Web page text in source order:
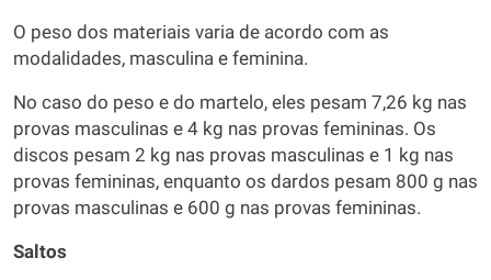
O peso dos materiais varia de acordo com as
modalidades, masculina e feminina.
No caso do peso e do martelo, eles pesam 7,26 kg nas
provas masculinas e 4 kg nas provas femininas. Os
discos pesam 2 kg nas provas masculinas e 1 kg nas
provas femininas, enquanto os dardos pesam 800 g nas
provas masculinas e 600 g nas provas femininas.
Saltos